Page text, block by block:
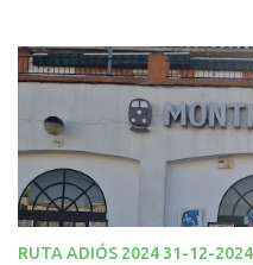
Quedadas Fin de Semana 2025.
RUTA ADIÓS 2024 31-12-2024